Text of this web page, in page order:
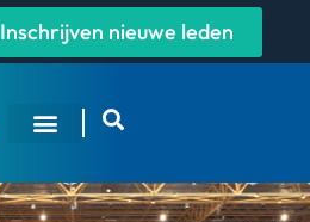
Inschrijven nieuwe leden